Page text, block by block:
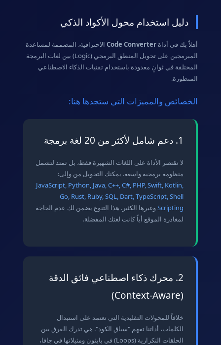
دليل استخدام محول الأكواد الذكي
أهلاً بك في أداة Code Converterالاحترافية، المصممة لمساعدة
المبرمجين على تحويل المنطق البرمجي (Logic) بين لغات البرمجة
المختلفة في ثوانٍ معدودة باستخدام تقنيات الذكاء الاصطناعي
المتطورة.
الخصائص والمميزات التي ستجدها هنا:
1. دعم شامل لأكثر من 20 لغة برمجة
لا تقتصر الأداة على اللغات الشهيرة فقط، بل تمتد لتشمل
منظومة برمجية واسعة. يمكنك التحويل من وإلى:
JavaScript, Python, Java, C++, C#, PHP, Swift, Kotlin,
Go, Rust, Ruby, SQL, Dart, TypeScript, Shell
Scriptingوغيرها الكثير. هذا التنوع يضمن لك عدم الحاجة
لمغادرة الموقع أياً كانت لغتك المفضلة.
2. محرك ذكاء اصطناعي فائق الدقة
(Context-Aware)
خلافاً للمحولات التقليدية التي تعتمد على استبدال
الكلمات، أداتنا تفهم "سياق الكود". هي تدرك الفرق بين
الحلقات التكرارية (Loops) في بايثون ومثيلاتها في جافا،